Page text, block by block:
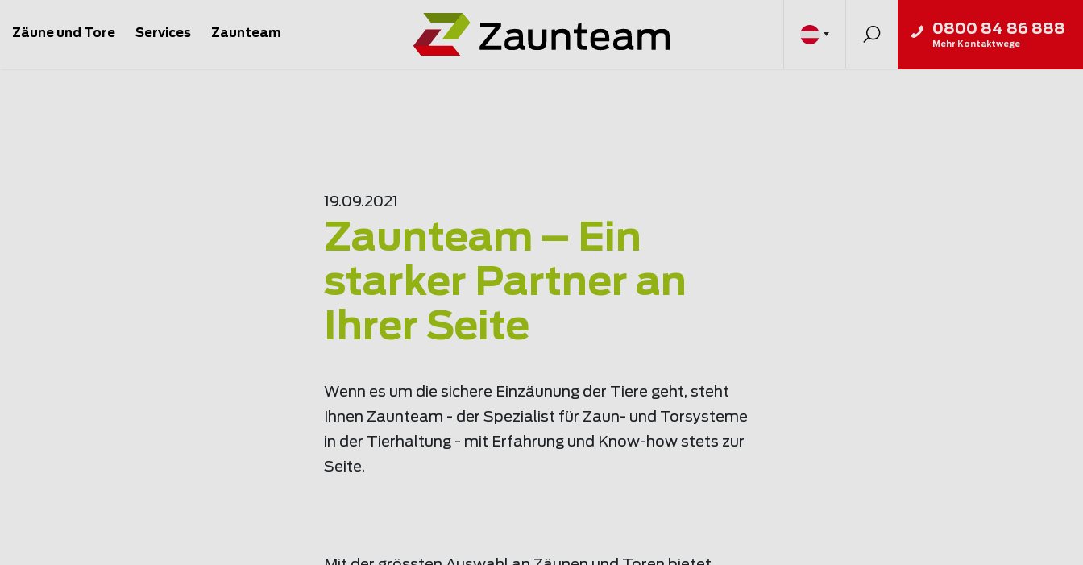
Zäune und Tore Services Zaunteam 0800 84 86 888
Mehr Kontaktwege
19.09.2021
Zaunteam – Ein
starker Partner an
Ihrer Seite
Wenn es um die sichere Einzäunung der Tiere geht, steht
Ihnen Zaunteam - der Spezialist für Zaun- und Torsysteme
in der Tierhaltung - mit Erfahrung und Know-how stets zur
Seite.